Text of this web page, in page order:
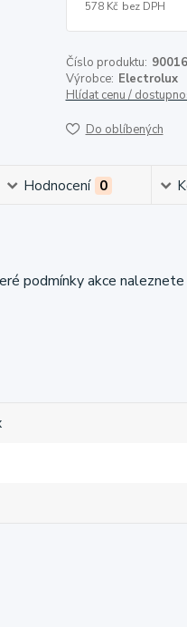
578 Kč bez DPH
Číslo produktu:
Výrobce: Electrolux
Hlídat cenu /
Do oblíbených
Hodnocení 0
podmínky akce naleznete